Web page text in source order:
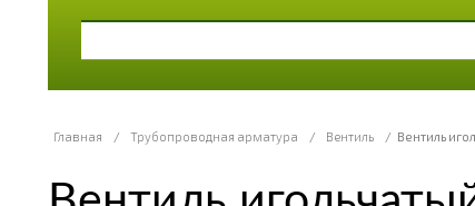
Главная / Трубопроводная арматура / Вентиль / Вентиль